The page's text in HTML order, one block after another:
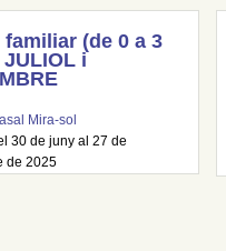
familiar (de 0 a 3
i
Mira-sol
30 de juny al 27 de
de 2025